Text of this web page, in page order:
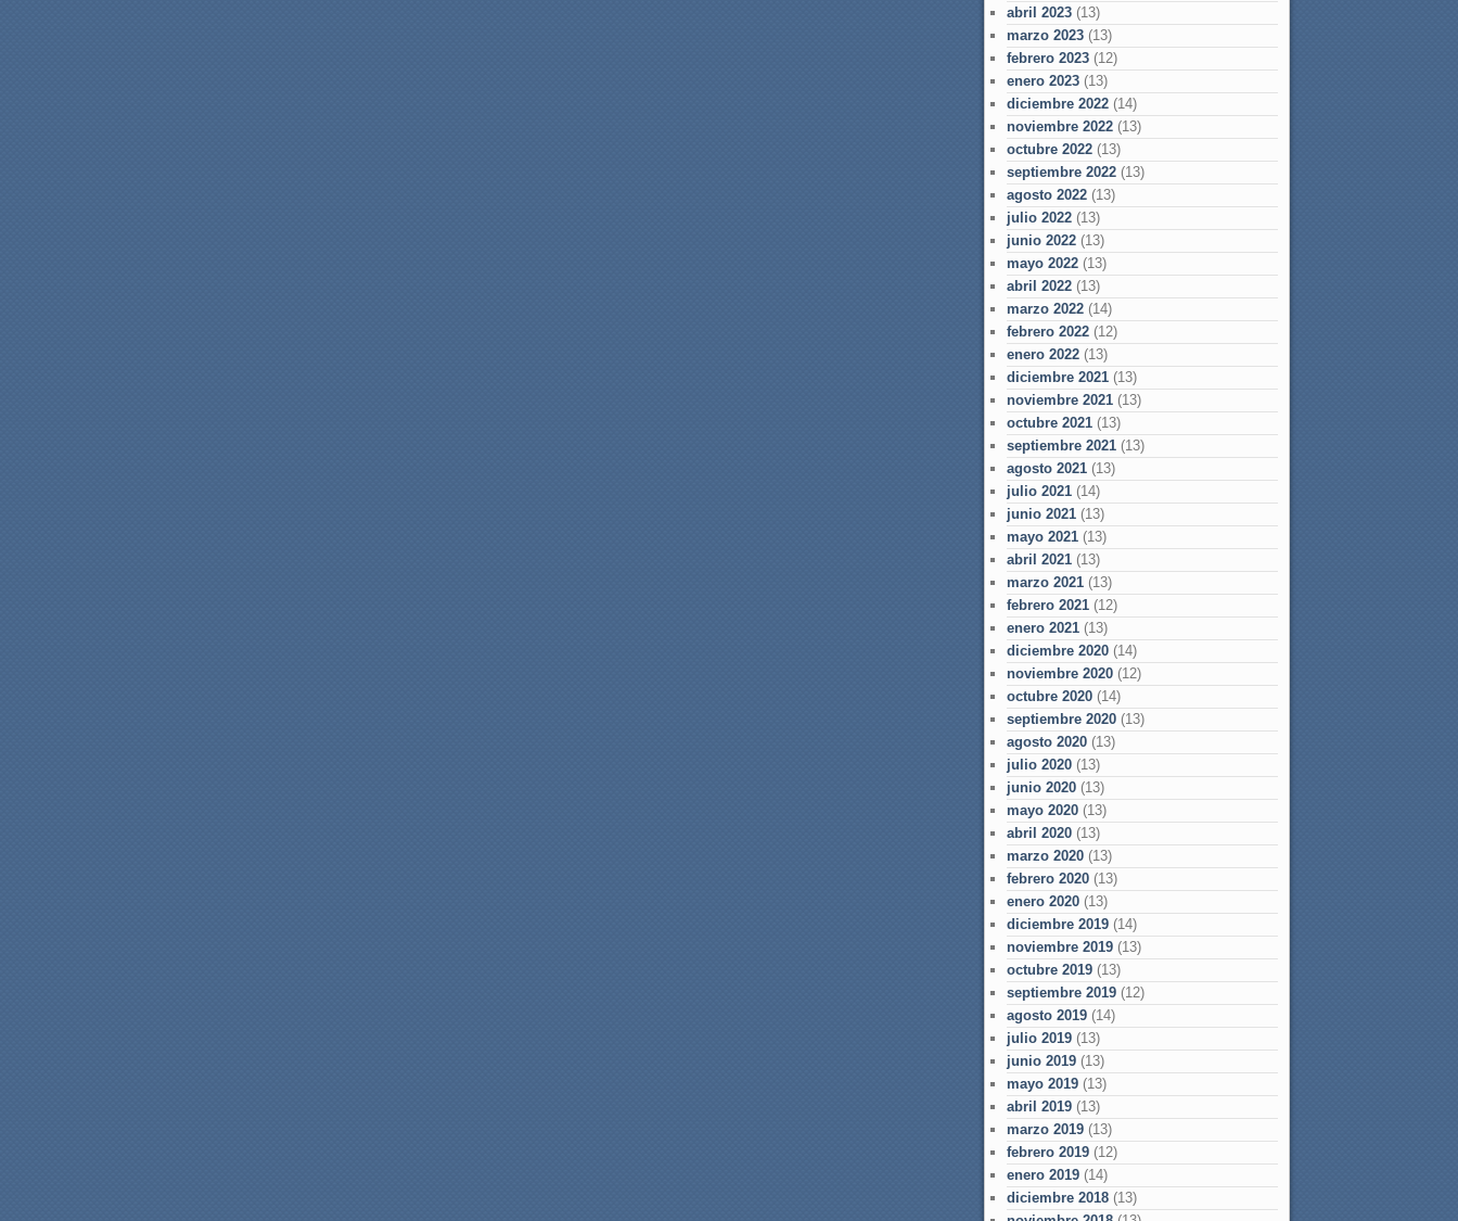
abril 2023 (13)
marzo 2023 (13)
febrero 2023 (12)
enero 2023 (13)
diciembre 2022 (14)
noviembre 2022 (13)
octubre 2022 (13)
septiembre 2022 (13)
agosto 2022 (13)
julio 2022 (13)
junio 2022 (13)
mayo 2022 (13)
abril 2022 (13)
marzo 2022 (14)
febrero 2022 (12)
enero 2022 (13)
diciembre 2021 (13)
noviembre 2021 (13)
octubre 2021 (13)
septiembre 2021 (13)
agosto 2021 (13)
julio 2021 (14)
junio 2021 (13)
mayo 2021 (13)
abril 2021 (13)
marzo 2021 (13)
febrero 2021 (12)
enero 2021 (13)
diciembre 2020 (14)
noviembre 2020 (12)
octubre 2020 (14)
septiembre 2020 (13)
agosto 2020 (13)
julio 2020 (13)
junio 2020 (13)
mayo 2020 (13)
abril 2020 (13)
marzo 2020 (13)
febrero 2020 (13)
enero 2020 (13)
diciembre 2019 (14)
noviembre 2019 (13)
octubre 2019 (13)
septiembre 2019 (12)
agosto 2019 (14)
julio 2019 (13)
junio 2019 (13)
mayo 2019 (13)
abril 2019 (13)
marzo 2019 (13)
febrero 2019 (12)
enero 2019 (14)
diciembre 2018 (13)